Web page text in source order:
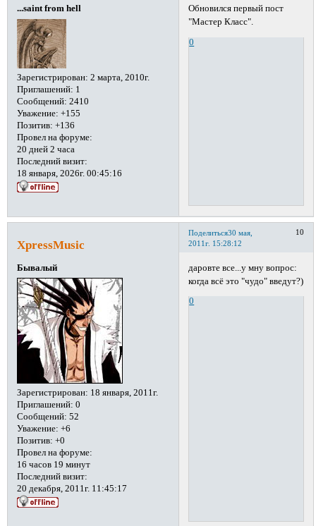
...saint from hell
Зарегистрирован: 2 марта, 2010г.
Приглашений: 1
Сообщений: 2410
Уважение: +155
Позитив: +136
Провел на форуме:
20 дней 2 часа
Последний визит:
18 января, 2026г. 00:45:16
Обновился первый пост
"Мастер Класс".
0
Поделиться 10
30 мая,
2011г. 15:28:12
XpressMusic
Бывалый
Зарегистрирован: 18 января, 2011г.
Приглашений: 0
Сообщений: 52
Уважение: +6
Позитив: +0
Провел на форуме:
16 часов 19 минут
Последний визит:
20 декабря, 2011г. 11:45:17
даровте все...у мну вопрос:
когда всё это "чудо" введут?)
0